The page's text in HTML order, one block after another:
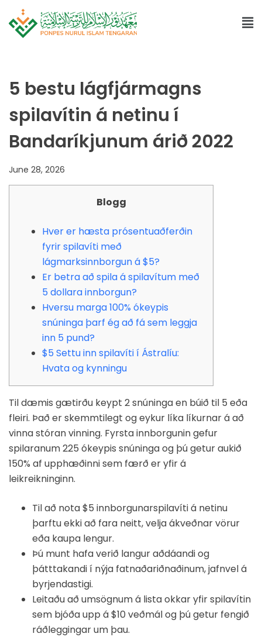
5 bestu lágfjármagns
spilavítin á netinu í
Bandaríkjunum árið 2022
June 28, 2026
Blogg
Hver er hæsta prósentuaðferðin
fyrir spilavíti með
lágmarksinnborgun á $5?
Er betra að spila á spilavítum með
5 dollara innborgun?
Hversu marga 100% ókeypis
snúninga þarf ég að fá sem leggja
inn 5 pund?
$5 Settu inn spilavíti í Ástralíu:
Hvata og kynningu
Til dæmis gætirðu keypt 2 snúninga en búið til 5 eða
fleiri. Það er skemmtilegt og eykur líka líkurnar á að
vinna stóran vinning. Fyrsta innborgunin gefur
spilaranum 225 ókeypis snúninga og þú getur aukið
150% af upphæðinni sem færð er yfir á
leikreikninginn.
Til að nota $5 innborgunarspilavíti á netinu
þarftu ekki að fara neitt, velja ákveðnar vörur
eða kaupa lengur.
Þú munt hafa verið langur aðdáandi og
þátttakandi í nýja fatnaðariðnaðinum, jafnvel á
byrjendastigi.
Leitaðu að umsögnum á lista okkar yfir spilavítin
sem bjóða upp á $10 veðmál og þú getur fengið
ráðleggingar um þau.